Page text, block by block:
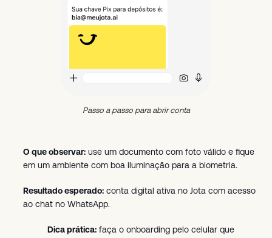
Passo a passo para abrir conta
O que observar: use um documento com foto válido e fique
em um ambiente com boa iluminação para a biometria.
Resultado esperado: conta digital ativa no Jota com acesso
ao chat no WhatsApp.
Dica prática: faça o onboarding pelo celular que